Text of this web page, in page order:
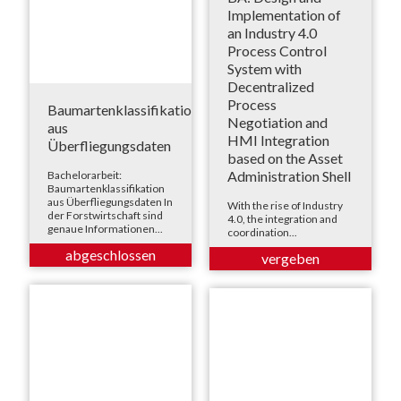
Implementation of
an Industry 4.0
Process Control
System with
Decentralized
Process
Negotiation and
HMI Integration
based on the Asset
Administration Shell
With the rise of Industry
4.0, the integration and
coordination...
Baumartenklassifikation
aus
Überfliegungsdaten
Bachelorarbeit:
Baumartenklassifikation
aus Überfliegungsdaten In
der Forstwirtschaft sind
genaue Informationen...